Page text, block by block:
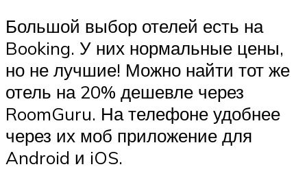
Большой выбор отелей есть на
Booking. У них нормальные цены,
но не лучшие! Можно найти тот же
отель на 20% дешевле через
RoomGuru. На телефоне удобнее
через их моб приложение для
Android и iOS.